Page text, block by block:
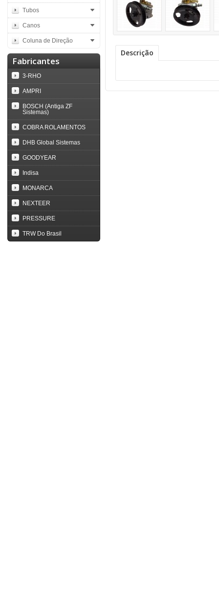
Tubos
Canos
Coluna de Direção
Fabricantes
3-RHO
AMPRI
BOSCH (Antiga ZF
Sistemas)
COBRA ROLAMENTOS
DHB Global Sistemas
GOODYEAR
Indisa
MONARCA
NEXTEER
PRESSURE
TRW Do Brasil
Descrição